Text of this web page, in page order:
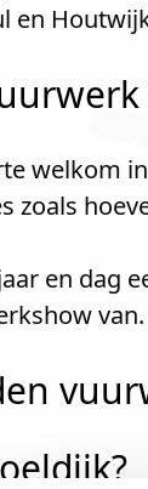
en
welkom
zoals
en dag